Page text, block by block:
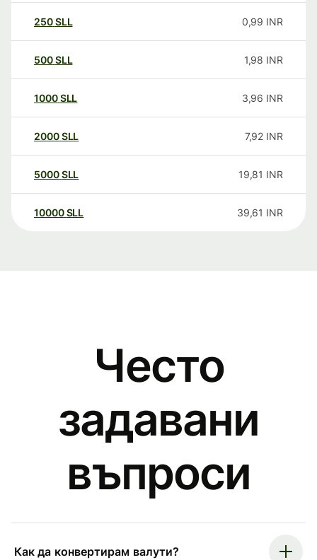
250SLL 0,99 INR
500SLL 1,98 INR
1000SLL 3,96 INR
2000SLL 7,92 INR
5000SLL 19,81 INR
10000 SLL 39,61 INR
Често
задавани
въпроси
Как да конвертирам валути?